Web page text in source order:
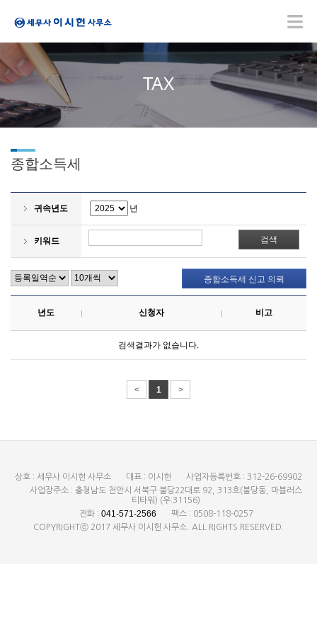
TAX
종합소득세
귀속년도 년
키워드
종합소득세 신고 의뢰
년도 신청자 비고
검색결과가 없습니다.
< 1 >
상호 : 세무사 이시헌 사무소 대표 : 이시헌
사업자등록번호 : 312-26-69902
사업장주소 : 충청남도 천안시 서북구 불당22대로 92, 313호(불당동, 마블러스
티타워) (우:31156)
전화 : 041-571-2566
팩스 : 0508-118-0257
COPYRIGHTⓒ 2017 세무사 이시헌 사무소. ALL RIGHTS RESERVED.